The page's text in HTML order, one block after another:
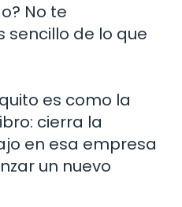
No te
sencillo de lo que
es como la
cierra la
en esa empresa
un nuevo